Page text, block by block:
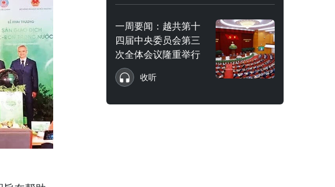
一周要闻：越共第十
四届中央委员会第三
次全体会议隆重举行
收听